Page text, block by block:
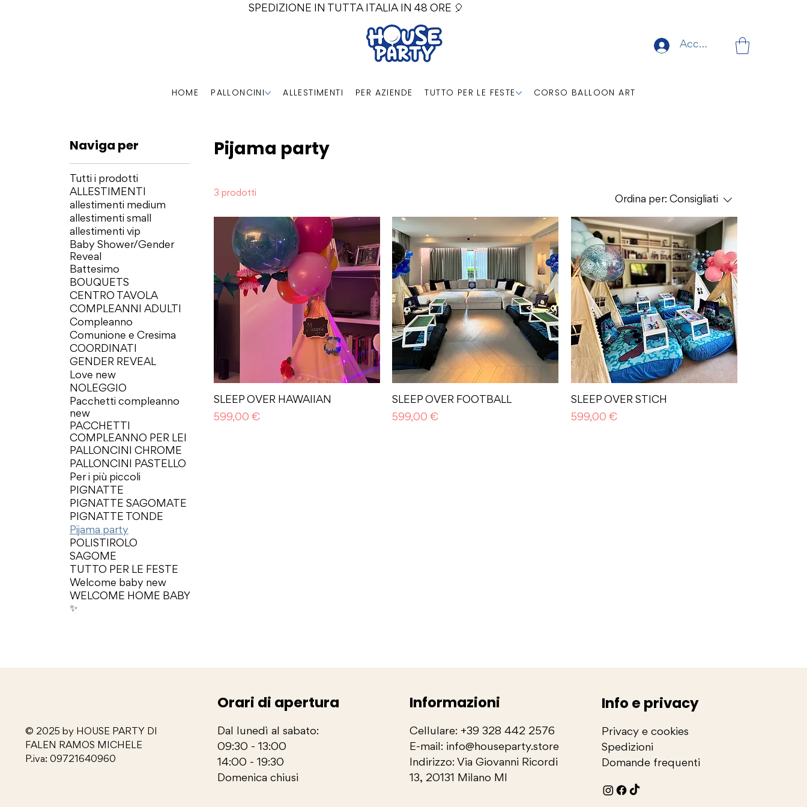
SPEDIZIONE IN TUTTA ITALIA IN 48 ORE 🎈
Accedi
HOME PALLONCINI ALLESTIMENTI PER AZIENDE TUTTO PER LE FESTE CORSO BALLOON ART
Naviga per
Tutti i prodotti
ALLESTIMENTI
allestimenti medium
allestimenti small
allestimenti vip
Baby Shower/Gender
Reveal
Battesimo
BOUQUETS
CENTRO TAVOLA
COMPLEANNI ADULTI
Compleanno
Comunione e Cresima
COORDINATI
GENDER REVEAL
Love new
NOLEGGIO
Pacchetti compleanno
new
PACCHETTI
COMPLEANNO PER LEI
PALLONCINI CHROME
PALLONCINI PASTELLO
Per i più piccoli
PIGNATTE
PIGNATTE SAGOMATE
PIGNATTE TONDE
Pijama party
POLISTIROLO
SAGOME
TUTTO PER LE FESTE
Welcome baby new
WELCOME HOME BABY
✨
Pijama party
3 prodotti
Ordina per: Consigliati
SLEEP OVER HAWAIIAN
Prezzo
599,00 €
SLEEP OVER FOOTBALL
Prezzo
599,00 €
SLEEP OVER STICH
Prezzo
599,00 €
© 2025 by HOUSE PARTY DI
FALEN RAMOS MICHELE
P.iva: 09721640960
Orari di apertura
Dal lunedì al sabato:
09:30 - 13:00
14:00 - 19:30
Domenica chiusi
Informazioni
Cellulare: +39 328 442 2576
E-mail: info@houseparty.store
Indirizzo: Via Giovanni Ricordi
13, 20131 Milano MI
Info e privacy
Privacy e cookies
Spedizioni
Domande frequenti